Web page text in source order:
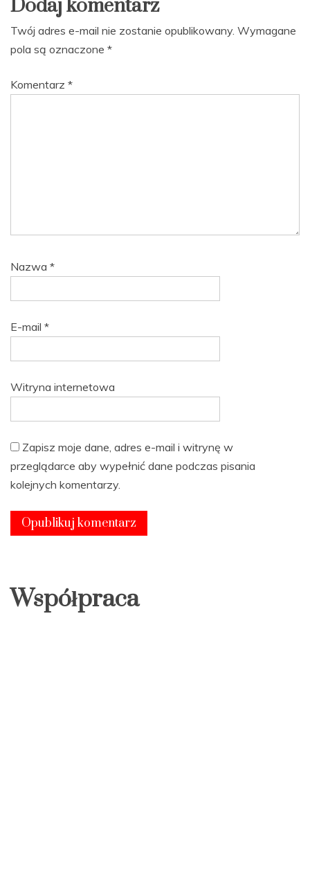
Dodaj komentarz
Twój adres e-mail nie zostanie opublikowany. Wymagane
pola są oznaczone *
Komentarz *
Nazwa *
E-mail *
Witryna internetowa
Zapisz moje dane, adres e-mail i witrynę w
przeglądarce aby wypełnić dane podczas pisania
kolejnych komentarzy.
Współpraca